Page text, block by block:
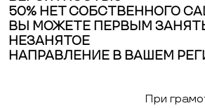
50% НЕТ СОБСТВЕННОГО
ВЫ МОЖЕТЕ ПЕРВЫМ
НЕЗАНЯТОЕ
НАПРАВЛЕНИЕ В ВАШЕМ
При